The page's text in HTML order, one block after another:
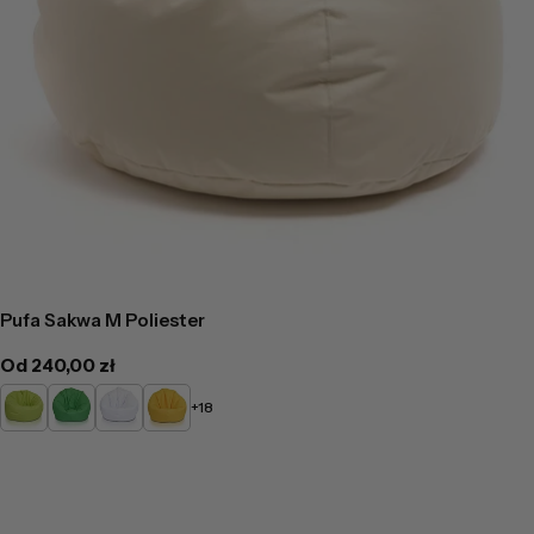
Pufa Sakwa M Poliester
Cena
regularna
Od 240,00 zł
Limonkowy
Zielony Żółty +18